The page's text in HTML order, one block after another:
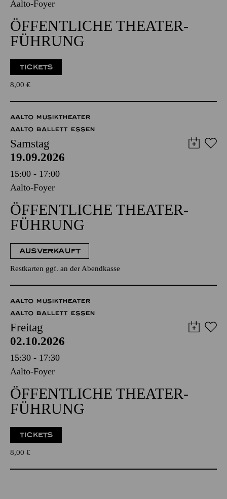
Aalto-Foyer
ÖFFENTLICHE THEATER­
FÜHRUNG
TICKETS
8,00 €
AALTO MUSIKTHEATER
AALTO BALLETT ESSEN
Samstag
19.09.2026
15:00 - 17:00
Aalto-Foyer
ÖFFENTLICHE THEATER­
FÜHRUNG
AUSVERKAUFT
Restkarten ggf. an der Abendkasse
AALTO MUSIKTHEATER
AALTO BALLETT ESSEN
Freitag
02.10.2026
15:30 - 17:30
Aalto-Foyer
ÖFFENTLICHE THEATER­
FÜHRUNG
TICKETS
8,00 €